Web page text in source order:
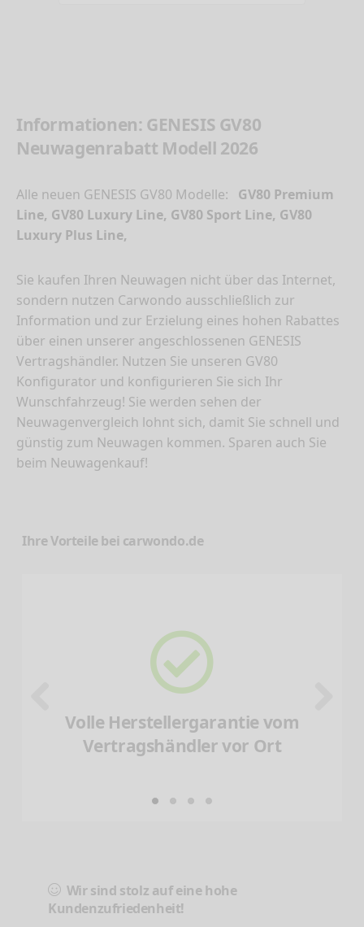
Informationen: GENESIS GV80
Neuwagenrabatt Modell 2026
Alle neuen GENESIS GV80 Modelle:
GV80 Premium
Line, GV80 Luxury Line, GV80 Sport Line, GV80
Luxury Plus Line,
Sie kaufen Ihren Neuwagen nicht über das Internet,
sondern nutzen Carwondo ausschließlich zur
Information und zur Erzielung eines hohen Rabattes
über einen unserer angeschlossenen GENESIS
Vertragshändler. Nutzen Sie unseren GV80
Konfigurator und konfigurieren Sie sich Ihr
Wunschfahrzeug! Sie werden sehen der
Neuwagenvergleich lohnt sich, damit Sie schnell und
günstig zum Neuwagen kommen. Sparen auch Sie
beim Neuwagenkauf!
Ihre Vorteile bei carwondo.de
Volle Herstellergarantie vom
Vertragshändler vor Ort
Wir sind stolz auf eine hohe
Kundenzufriedenheit!